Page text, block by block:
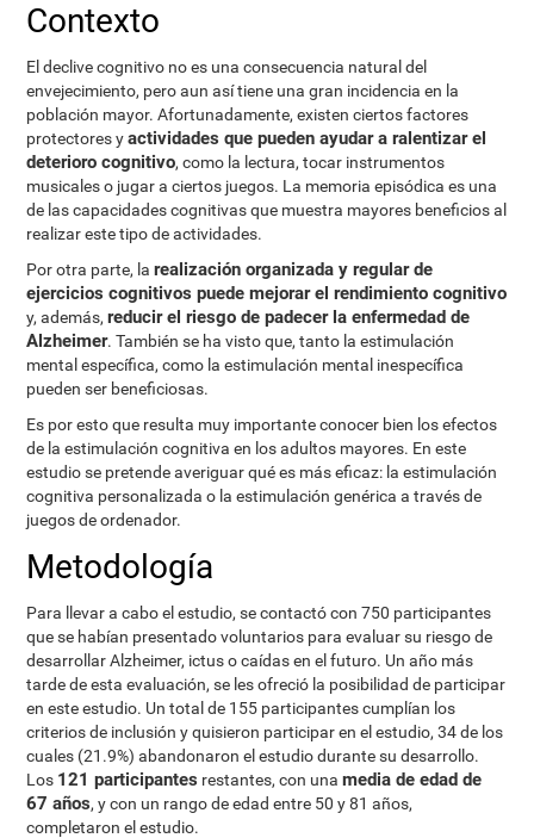
Contexto
El declive cognitivo no es una consecuencia natural del
envejecimiento, pero aun así tiene una gran incidencia en la
población mayor. Afortunadamente, existen ciertos factores
protectores yactividades que pueden ayudar a ralentizar el
deterioro cognitivo, como la lectura, tocar instrumentos
musicales o jugar a ciertos juegos. La memoria episódica es una
de las capacidades cognitivas que muestra mayores beneficios al
realizar este tipo de actividades.
Por otra parte, larealización organizada y regular de
ejercicios cognitivos puede mejorar el rendimiento cognitivo
y, además,reducir el riesgo de padecer la enfermedad de
Alzheimer. También se ha visto que, tanto la estimulación
mental específica, como la estimulación mental inespecífica
pueden ser beneficiosas.
Es por esto que resulta muy importante conocer bien los efectos
de la estimulación cognitiva en los adultos mayores. En este
estudio se pretende averiguar qué es más eficaz: la estimulación
cognitiva personalizada o la estimulación genérica a través de
juegos de ordenador.
Metodología
Para llevar a cabo el estudio, se contactó con 750 participantes
que se habían presentado voluntarios para evaluar su riesgo de
desarrollar Alzheimer, ictus o caídas en el futuro. Un año más
tarde de esta evaluación, se les ofreció la posibilidad de participar
en este estudio. Un total de 155 participantes cumplían los
criterios de inclusión y quisieron participar en el estudio, 34 de los
cuales (21.9%) abandonaron el estudio durante su desarrollo.
Los 121 participantes restantes, con unamedia de edad de
67 años, y con un rango de edad entre 50 y 81 años,
completaron el estudio.